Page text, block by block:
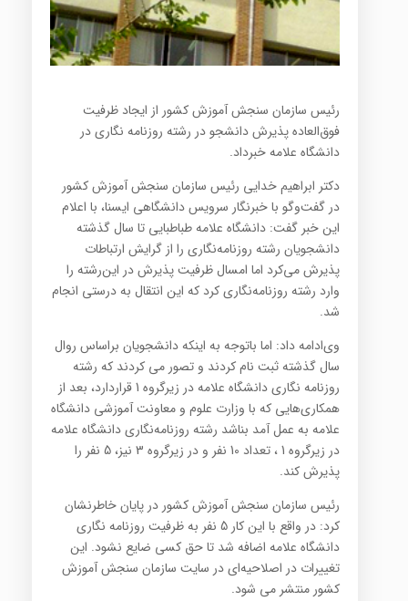
رئیس سازمان سنجش آموزش کشور از ایجاد ظرفیت
فوق‌العاده پذیرش دانشجو در رشته روزنامه نگاری در
دانشگاه علامه خبرداد.
دکتر ابراهیم خدایی رئیس سازمان سنجش آموزش کشور
در گفت‌و‌گو با خبرنگار سرویس دانشگاهی ایسنا، با اعلام
این خبر گفت: دانشگاه علامه طباطبایی تا سال گذشته
دانشجویان رشته روز‌نامه‌نگاری را از گرایش ارتباطات
پذیرش می‌کرد اما امسال ظرفیت پذیرش در این‌رشته را
وارد رشته روزنامه‌نگاری کرد که این انتقال به درستی انجام
شد.
وی‌ادامه داد: اما باتوجه به اینکه دانشجویان براساس روال
سال گذشته ثبت نام کردند و تصور می کردند که رشته
روزنامه نگاری دانشگاه علامه در زیرگروه 1 قراردارد، بعد از
همکاری‌هایی که با وزارت علوم و معاونت آموزشی دانشگاه
علامه به عمل آمد بناشد رشته روزنامه‌نگاری دانشگاه علامه
در زیرگروه 1 ، تعداد 10 نفر و در زیرگروه 3 نیز، 5 نفر را
پذیرش کند.
رئیس سازمان سنجش آموزش کشور در پایان خاطرنشان
کرد: در واقع با این کار 5 نفر به ظرفیت روزنامه نگاری
دانشگاه علامه اضافه شد تا حق کسی ضایع نشود. این
تغییرات در اصلاحیه‌ای در سایت سازمان سنجش آموزش
کشور منتشر می شود.